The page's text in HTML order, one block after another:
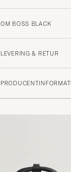
5
OM BOSS BLACK
LEVERING & RETUR